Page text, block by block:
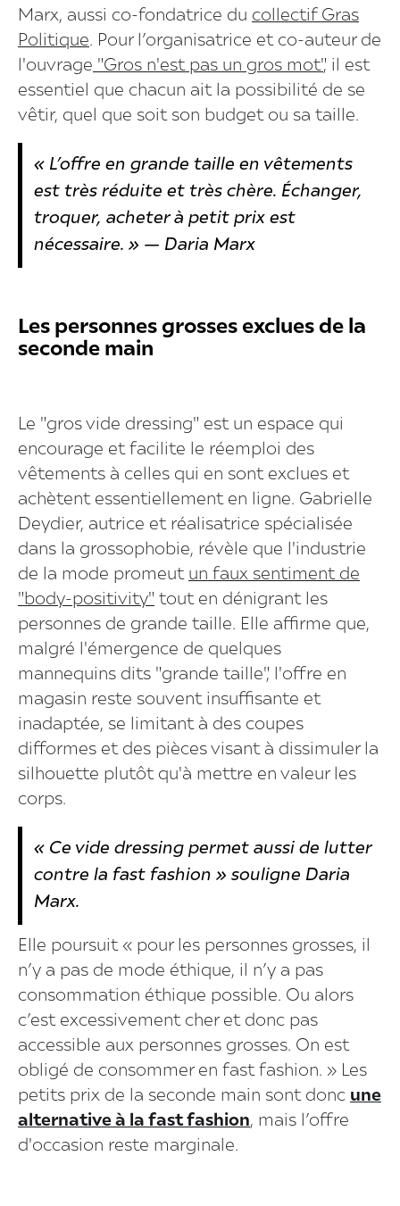
Marx, aussi co-fondatrice du collectif Gras
Politique. Pour l’organisatrice et co-auteur de
l'ouvrage "Gros n'est pas un gros mot", il est
essentiel que chacun ait la possibilité de se
vêtir, quel que soit son budget ou sa taille.
« L’offre en grande taille en vêtements
est très réduite et très chère. Échanger,
troquer, acheter à petit prix est
nécessaire. » — Daria Marx
Les personnes grosses exclues de la
seconde main
Le "gros vide dressing" est un espace qui
encourage et facilite le réemploi des
vêtements à celles qui en sont exclues et
achètent essentiellement en ligne. Gabrielle
Deydier, autrice et réalisatrice spécialisée
dans la grossophobie, révèle que l'industrie
de la mode promeut un faux sentiment de
"body-positivity" tout en dénigrant les
personnes de grande taille. Elle affirme que,
malgré l'émergence de quelques
mannequins dits "grande taille", l'offre en
magasin reste souvent insuffisante et
inadaptée, se limitant à des coupes
difformes et des pièces visant à dissimuler la
silhouette plutôt qu'à mettre en valeur les
corps.
« Ce vide dressing permet aussi de lutter
contre la fast fashion » souligne Daria
Marx.
Elle poursuit « pour les personnes grosses, il
n’y a pas de mode éthique, il n’y a pas
consommation éthique possible. Ou alors
c’est excessivement cher et donc pas
accessible aux personnes grosses. On est
obligé de consommer en fast fashion. » Les
petits prix de la seconde main sont donc une
alternative à la fast fashion, mais l’offre
d'occasion reste marginale.